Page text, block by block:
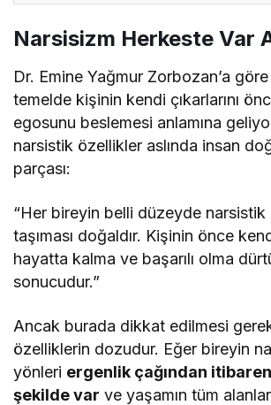
Narsisizm Herkeste Var
Dr. Emine Yağmur Zorbozan’a
temelde kişinin kendi çıkarlarını
egosunu beslemesi anlamına
narsistik özellikler aslında insan
parçası:
“Her bireyin belli düzeyde
taşıması doğaldır. Kişinin önce
hayatta kalma ve başarılı olma
sonucudur.”
Ancak burada dikkat edilmesi
özelliklerin dozudur. Eğer bireyin
yönleri ergenlik çağından itibaren
şekilde var ve yaşamın tüm